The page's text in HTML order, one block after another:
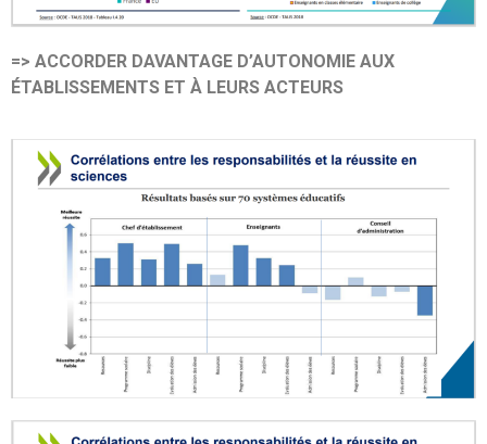
=> ACCORDER DAVANTAGE D’AUTONOMIE AUX
ÉTABLISSEMENTS ET À LEURS ACTEURS